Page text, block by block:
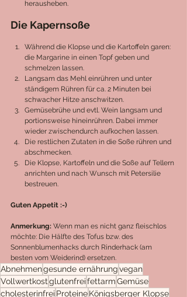
herausheben.
Die Kapernsoße
Während die Klopse und die Kartoffeln garen:
die Margarine in einen Topf geben und
schmelzen lassen.
Langsam das Mehl einrühren und unter
ständigem Rühren für ca. 2 Minuten bei
schwacher Hitze anschwitzen.
Gemüsebrühe und evtl. Wein langsam und
portionsweise hineinrühren. Dabei immer
wieder zwischendurch aufkochen lassen.
Die restlichen Zutaten in die Soße rühren und
abschmecken.
Die Klopse, Kartoffeln und die Soße auf Tellern
anrichten und nach Wunsch mit Petersilie
bestreuen.
Guten Appetit :-)
Anmerkung: Wenn man es nicht ganz fleischlos
möchte: Die Hälfte des Tofus bzw. des
Sonnenblumenhacks durch Rinderhack (am
besten vom Weiderind) ersetzen.
Abnehmengesunde ernährungvegan
VollwertkostglutenfreifettarmGemüse
cholesterinfrei ProteineKönigsberger Klopse